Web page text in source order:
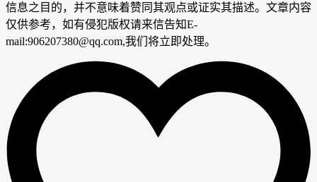
信息之目的，并不意味着赞同其观点或证实其描述。文章内容
仅供参考，如有侵犯版权请来信告知E-
mail:906207380@qq.com,我们将立即处理。